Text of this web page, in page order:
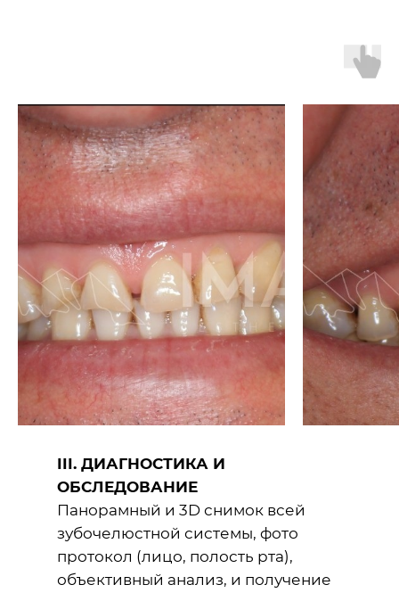
III. ДИАГНОСТИКА И
ОБСЛЕДОВАНИЕ
Панорамный и 3D снимок всей
зубочелюстной системы, фото
протокол (лицо, полость рта),
объективный анализ, и получение